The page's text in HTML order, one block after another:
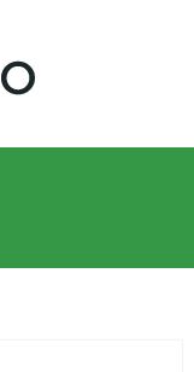
جستجو برای: